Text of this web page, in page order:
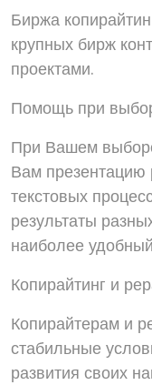
Биржа
крупных бирж
проектами.
Помощь при
При Вашем
Вам презентацию
текстовых
результаты
наиболее
Копирайтинг и
Копирайтерам и
стабильные
развития своих